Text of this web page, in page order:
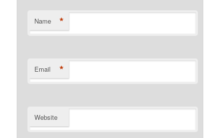
Name *
Email *
Website